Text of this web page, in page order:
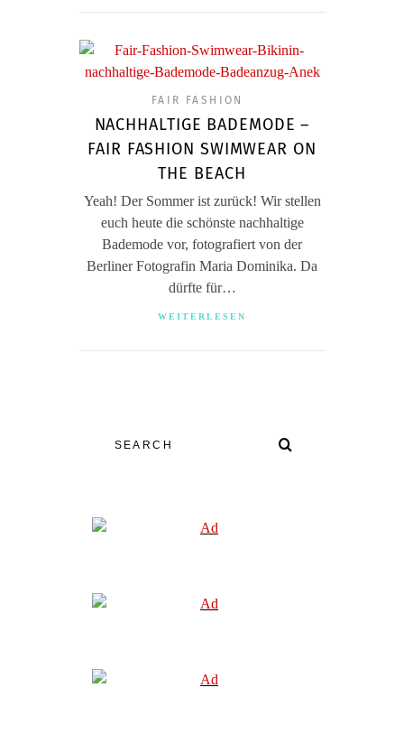
FAIR FASHION
NACHHALTIGE BADEMODE –
FAIR FASHION SWIMWEAR ON
THE BEACH
Yeah! Der Sommer ist zurück! Wir stellen
euch heute die schönste nachhaltige
Bademode vor, fotografiert von der
Berliner Fotografin Maria Dominika. Da
dürfte für…
WEITERLESEN